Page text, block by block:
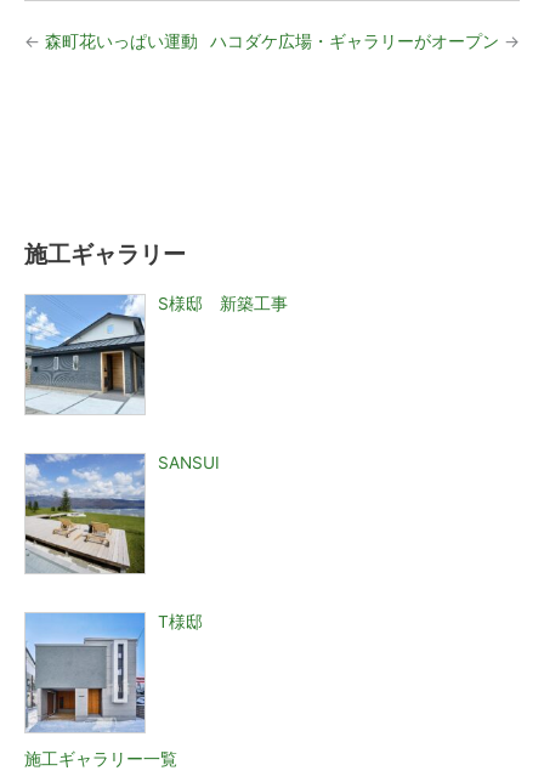
← 森町花いっぱい運動 ハコダケ広場・ギャラリーがオープン →
施工ギャラリー
S様邸 新築工事
SANSUI
T様邸
施工ギャラリー一覧